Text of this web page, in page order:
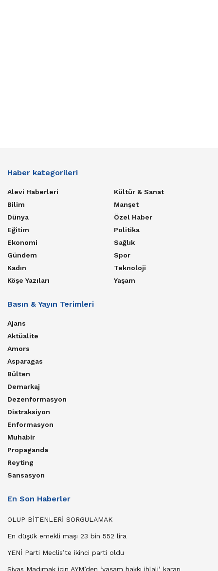
Haber kategorileri
Alevi Haberleri
Bilim
Dünya
Eğitim
Ekonomi
Gündem
Kadın
Köşe Yazıları
Kültür & Sanat
Manşet
Özel Haber
Politika
Sağlık
Spor
Teknoloji
Yaşam
Basın & Yayın Terimleri
Ajans
Aktüalite
Amors
Asparagas
Bülten
Demarkaj
Dezenformasyon
Distraksiyon
Enformasyon
Muhabir
Propaganda
Reyting
Sansasyon
En Son Haberler
OLUP BİTENLERİ SORGULAMAK
En düşük emekli maşı 23 bin 552 lira
YENİ Parti Meclis’te ikinci parti oldu
Sivas Madımak için AYM’den ‘yaşam hakkı ihlali’ kararı